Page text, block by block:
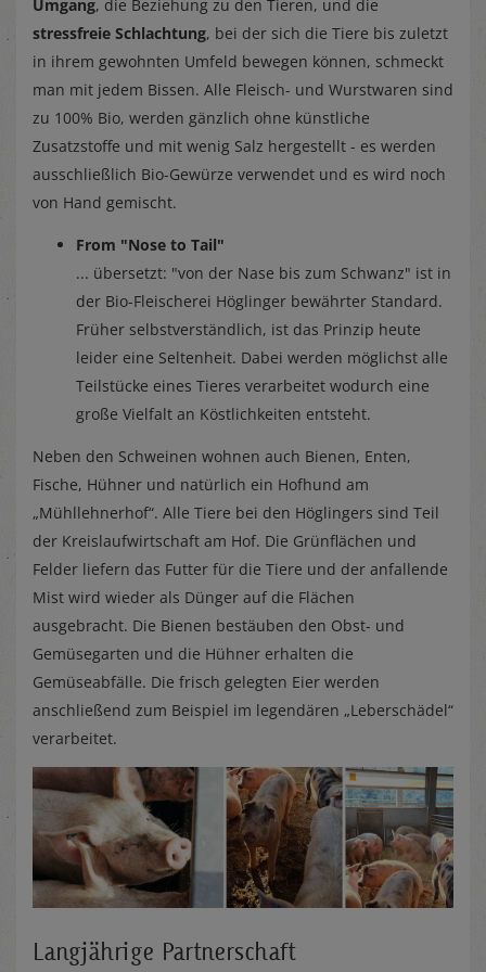
Umgang, die Beziehung zu den Tieren, und die
stressfreie Schlachtung, bei der sich die Tiere bis zuletzt
in ihrem gewohnten Umfeld bewegen können, schmeckt
man mit jedem Bissen. Alle Fleisch- und Wurstwaren sind
zu 100% Bio, werden gänzlich ohne künstliche
Zusatzstoffe und mit wenig Salz hergestellt - es werden
ausschließlich Bio-Gewürze verwendet und es wird noch
von Hand gemischt.
From "Nose to Tail"
... übersetzt: "von der Nase bis zum Schwanz" ist in
der Bio-Fleischerei Höglinger bewährter Standard.
Früher selbstverständlich, ist das Prinzip heute
leider eine Seltenheit. Dabei werden möglichst alle
Teilstücke eines Tieres verarbeitet wodurch eine
große Vielfalt an Köstlichkeiten entsteht.
Neben den Schweinen wohnen auch Bienen, Enten,
Fische, Hühner und natürlich ein Hofhund am
„Mühllehnerhof“. Alle Tiere bei den Höglingers sind Teil
der Kreislaufwirtschaft am Hof. Die Grünflächen und
Felder liefern das Futter für die Tiere und der anfallende
Mist wird wieder als Dünger auf die Flächen
ausgebracht. Die Bienen bestäuben den Obst- und
Gemüsegarten und die Hühner erhalten die
Gemüseabfälle. Die frisch gelegten Eier werden
anschließend zum Beispiel im legendären „Leberschädel“
verarbeitet.
Langjährige Partnerschaft